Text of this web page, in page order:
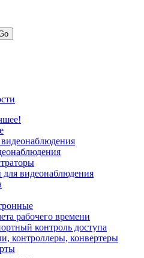
для видеонаблюдения
рабочего времени
контроль доступа
контроллеры, конвертеры